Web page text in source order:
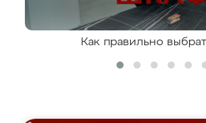
Как правильно